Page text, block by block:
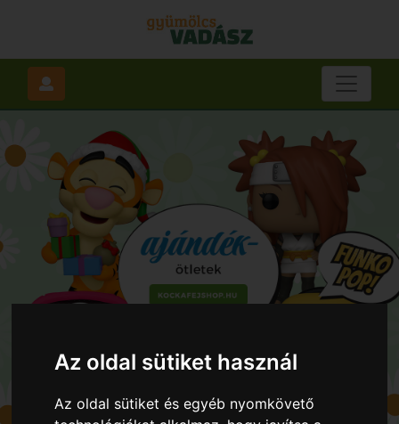
Az oldal sütiket használ
Az oldal sütiket és egyéb nyomkövető